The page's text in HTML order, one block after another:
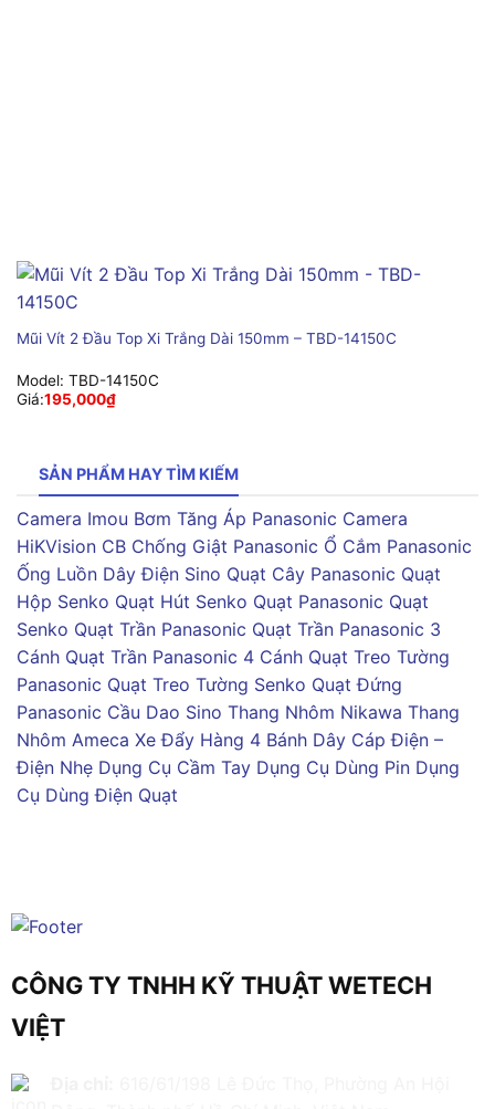
Mũi Vít 2 Đầu Top Xi Trắng Dài 150mm – TBD-14150C
Model: TBD-14150C
Giá:195,000₫
SẢN PHẨM HAY TÌM KIẾM
Camera Imou Bơm Tăng Áp Panasonic Camera
HiKVision CB Chống Giật Panasonic Ổ Cắm Panasonic
Ống Luồn Dây Điện Sino Quạt Cây Panasonic Quạt
Hộp Senko Quạt Hút Senko Quạt Panasonic Quạt
Senko Quạt Trần Panasonic Quạt Trần Panasonic 3
Cánh Quạt Trần Panasonic 4 Cánh Quạt Treo Tường
Panasonic Quạt Treo Tường Senko Quạt Đứng
Panasonic Cầu Dao Sino Thang Nhôm Nikawa Thang
Nhôm Ameca Xe Đẩy Hàng 4 Bánh Dây Cáp Điện –
Điện Nhẹ Dụng Cụ Cầm Tay Dụng Cụ Dùng Pin Dụng
Cụ Dùng Điện Quạt
CÔNG TY TNHH KỸ THUẬT WETECH
VIỆT